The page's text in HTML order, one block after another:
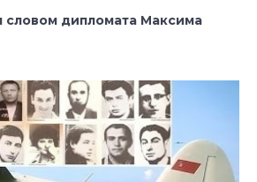
дипломата Максима